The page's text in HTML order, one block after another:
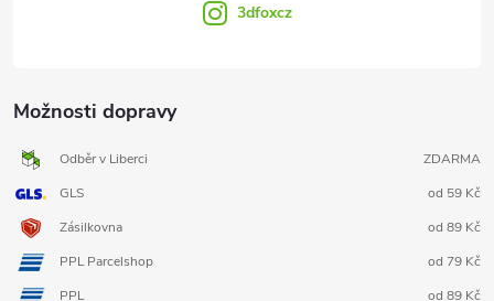
Možnosti dopravy
Odběr v Liberci
ZDARMA
GLS
od 59 Kč
Zásilkovna
od 89 Kč
PPL Parcelshop
od 79 Kč
PPL
od 89 Kč
3dfoxcz